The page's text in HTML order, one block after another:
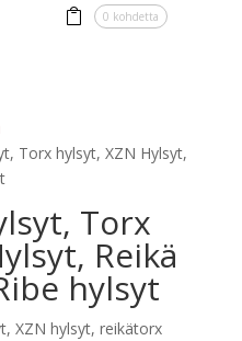
0 kohdetta
Torx hylsyt, XZN Hylsyt,
Torx
Reikä
hylsyt
XZN hylsyt, reikätorx